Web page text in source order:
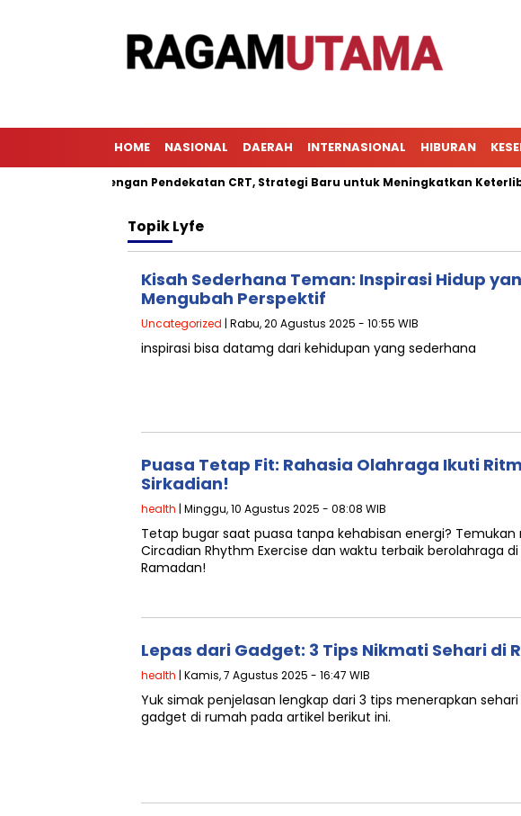
HOME NASIONAL DAERAH INTERNASIONAL HIBURAN
dengan Pendekatan CRT, Strategi Baru untuk Meningkatkan Keterlibatan
TopikLyfe
Kisah Sederhana Teman: Inspirasi Hidup
Mengubah Perspektif
Uncategorized | Rabu, 20 Agustus 2025 - 10:55 WIB
inspirasi bisa datamg dari kehidupan yang sederhana
Puasa Tetap Fit: Rahasia Olahraga Ikuti
Sirkadian!
health | Minggu, 10 Agustus 2025 - 08:08 WIB
Tetap bugar saat puasa tanpa kehabisan energi? Temukan
Circadian Rhythm Exercise dan waktu terbaik berolahraga
Ramadan!
Lepas dari Gadget: 3 Tips Nikmati Sehari di
health | Kamis, 7 Agustus 2025 - 16:47 WIB
Yuk simak penjelasan lengkap dari ‎3 tips menerapkan
gadget di rumah pada artikel berikut ini.